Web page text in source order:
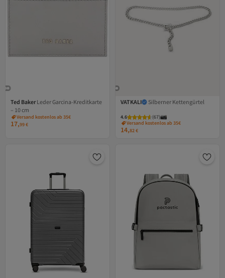
Ted Baker Leder Garcina-Kreditkarte
– 10 cm
Versand kostenlos ab 35€
17,99€
VATKALI Silberner Kettengürtel
4.6 (67)
Versand kostenlos ab 35€
14,82€